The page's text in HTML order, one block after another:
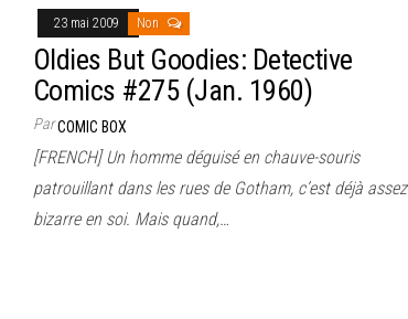
23 mai 2009 Non
Oldies But Goodies: Detective
Comics #275 (Jan. 1960)
ParCOMIC BOX
[FRENCH] Un homme déguisé en chauve-souris
patrouillant dans les rues de Gotham, c’est déjà assez
bizarre en soi. Mais quand,…